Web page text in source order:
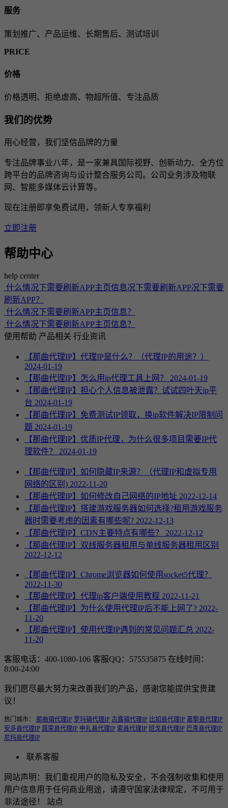
服务
策划推广、产品运维、长期售后、测试培训
PRICE
价格
价格透明、拒绝虚高、物超所值、专注品质
我们的优势
用心经营，我们坚信品牌的力量
专注品牌事业八年，是一家兼具国际视野、创新动力、全方位
跨平台的品牌咨询与设计整合服务公司。公司业务涉及物联
网、智能多媒体云计算等。
现在注册即享免费试用，领新人专享福利
立即注册
帮助中心
help center
什么情况下需要刷新APP主页信息况下需要刷新APP况下需要
刷新APP？
什么情况下需要刷新APP主页信息？
什么情况下需要刷新APP主页信息？
使用帮助 产品相关 行业资讯
【那曲代理IP】代理IP是什么？（代理IP的用途？）
2024-01-19
【那曲代理IP】怎么用ip代理工具上网？ 2024-01-19
【那曲代理IP】担心个人信息被泄露？试试四叶天ip平
台 2024-01-19
【那曲代理IP】免费测试IP领取，换ip软件解决IP限制问
题 2024-01-19
【那曲代理IP】优质IP代理，为什么很多项目需要IP代
理软件？ 2024-01-19
【那曲代理IP】如何隐藏IP来源？（代理IP和虚拟专用
网络的区别) 2022-11-20
【那曲代理IP】如何修改自己网络的IP地址 2022-12-14
【那曲代理IP】搭建游戏服务器如何选择?租用游戏服务
器时需要考虑的因素有哪些呢? 2022-12-13
【那曲代理IP】CDN主要特点有哪些？ 2022-12-12
【那曲代理IP】双线服务器租用与单线服务器租用区别
2022-12-12
【那曲代理IP】Chrome浏览器如何使用socket5代理？
2022-11-30
【那曲代理IP】代理ip客户端使用教程 2022-11-21
【那曲代理IP】为什么使用代理IP后不能上网了? 2022-
11-20
【那曲代理IP】使用代理IP遇到的常见问题汇总 2022-
11-20
客服电话：400-1080-106 客服QQ：575535875 在线时间：
8:00-24:00
我们愿尽最大努力来改善我们的产品，感谢您能提供宝贵建
议！
热门城市： 那曲镇代理IP 罗玛镇代理IP 古露镇代理IP 比如县代理IP 嘉黎县代理IP
安多县代理IP 聂荣县代理IP 申扎县代理IP 索县代理IP 班戈县代理IP 巴青县代理IP
尼玛县代理IP
联系客服
网站声明：我们重视用户的隐私及安全，不会强制收集和使用
用户信息用于任何商业用途，请遵守国家法律规定，不可用于
非法途径！ 站点